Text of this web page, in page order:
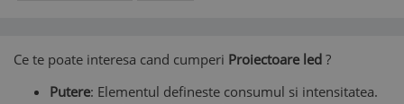
Ce te poate interesa cand cumperi Proiectoare led ?
Putere: Elementul defineste consumul si intensitatea.